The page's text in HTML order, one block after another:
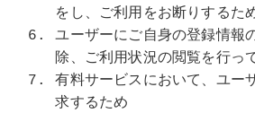
をし、ご利用をお断りするた
ユーザーにご自身の登録情報
除、ご利用状況の閲覧を行っ
有料サービスにおいて、ユー
求するため